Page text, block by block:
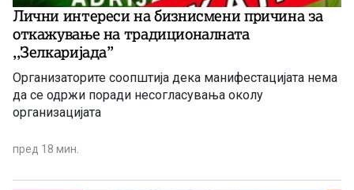
Лични интереси на бизнисмени причина за
откажување на традиционалната
,,Зелкаријада”
Организаторите соопштија дека манифестацијата нема
да се одржи поради несогласувања околу
организацијата
пред 18 мин.